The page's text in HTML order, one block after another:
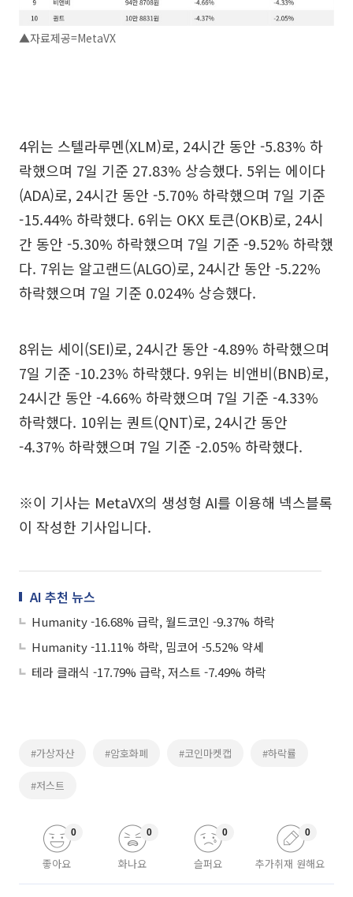
▲자료제공=MetaVX
4위는 스텔라루멘(XLM)로, 24시간 동안 -5.83% 하
락했으며 7일 기준 27.83% 상승했다. 5위는 에이다
(ADA)로, 24시간 동안 -5.70% 하락했으며 7일 기준
-15.44% 하락했다. 6위는 OKX 토큰(OKB)로, 24시
간 동안 -5.30% 하락했으며 7일 기준 -9.52% 하락했
다. 7위는 알고랜드(ALGO)로, 24시간 동안 -5.22%
하락했으며 7일 기준 0.024% 상승했다.
8위는 세이(SEI)로, 24시간 동안 -4.89% 하락했으며
7일 기준 -10.23% 하락했다. 9위는 비앤비(BNB)로,
24시간 동안 -4.66% 하락했으며 7일 기준 -4.33%
하락했다. 10위는 퀀트(QNT)로, 24시간 동안
-4.37% 하락했으며 7일 기준 -2.05% 하락했다.
※이 기사는 MetaVX의 생성형 AI를 이용해 넥스블록
이 작성한 기사입니다.
AI 추천 뉴스
Humanity -16.68% 급락, 월드코인 -9.37% 하락
Humanity -11.11% 하락, 밈코어 -5.52% 약세
테라 클래식 -17.79% 급락, 저스트 -7.49% 하락
#가상자산 #암호화폐 #코인마켓캡 #하락률
#저스트
좋아요
0
화나요
0
슬퍼요
0
추가취재 원해요
0